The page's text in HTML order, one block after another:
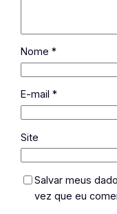
Nome*
E-mail*
Site
Salvar meus
vez que eu